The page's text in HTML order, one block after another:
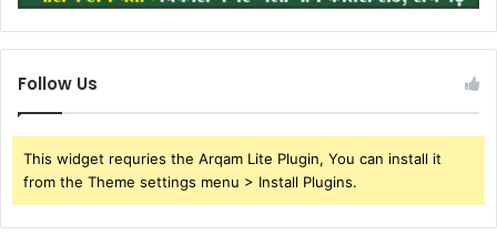
Follow Us
This widget requries the Arqam Lite Plugin, You can install it
from the Theme settings menu > Install Plugins.